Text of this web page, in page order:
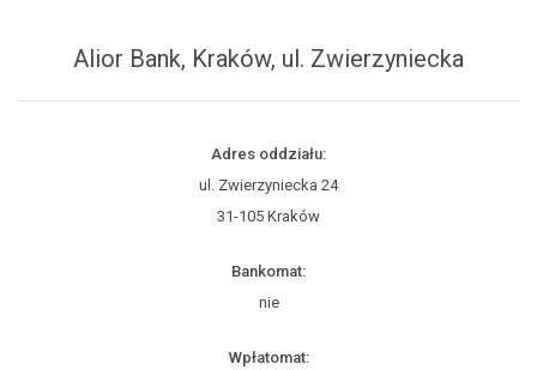
Alior Bank, Kraków, ul. Zwierzyniecka
Adres oddziału:
ul. Zwierzyniecka 24
31-105 Kraków
Bankomat:
nie
Wpłatomat: